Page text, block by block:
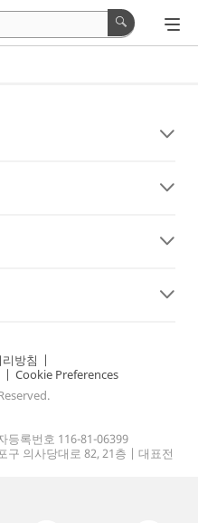
방침 |
| Cookie Preferences
등록번호 116-81-06399
구 의사당대로 82, 21층 | 대표전